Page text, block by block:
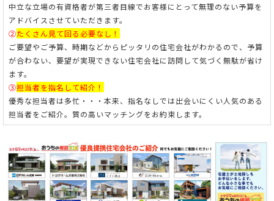
中立な立場の有資格者が第三者目線でお客様にとって無理のない予算を
アドバイスさせていただきます。
②たくさん見て回る必要なし！
ご要望やご予算、時期などからピッタリの住宅会社がわかるので、予算
が合わない、要望が実現できない住宅会社に訪問して気づく無駄が省け
ます。
③担当者を指名して紹介！
優秀な担当者は多忙・・・本来、指名なしでは出会いにくい人気のある
担当者をご紹介。 質の高いマッチングをお約束します。